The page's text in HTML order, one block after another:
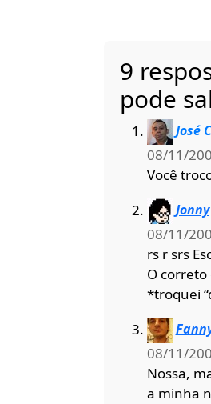
9
pode
José
08/11/
Você
Jonny
08/11/
rs r srs
O correto
*troquei
08/11/
Nossa,
a minha